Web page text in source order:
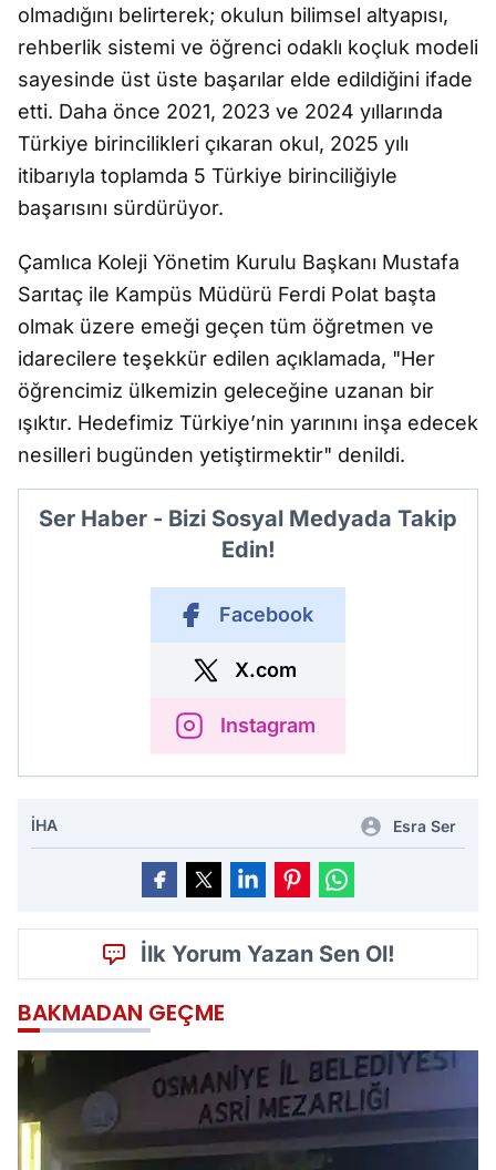
olmadığını belirterek; okulun bilimsel altyapısı,
rehberlik sistemi ve öğrenci odaklı koçluk modeli
sayesinde üst üste başarılar elde edildiğini ifade
etti. Daha önce 2021, 2023 ve 2024 yıllarında
Türkiye birincilikleri çıkaran okul, 2025 yılı
itibarıyla toplamda 5 Türkiye birinciliğiyle
başarısını sürdürüyor.
Çamlıca Koleji Yönetim Kurulu Başkanı Mustafa
Sarıtaç ile Kampüs Müdürü Ferdi Polat başta
olmak üzere emeği geçen tüm öğretmen ve
idarecilere teşekkür edilen açıklamada, "Her
öğrencimiz ülkemizin geleceğine uzanan bir
ışıktır. Hedefimiz Türkiye’nin yarınını inşa edecek
nesilleri bugünden yetiştirmektir" denildi.
Ser Haber - Bizi Sosyal Medyada Takip
Edin!
Facebook
X.com
Instagram
İHA Esra Ser
İlk Yorum Yazan Sen Ol!
BAKMADAN GEÇME